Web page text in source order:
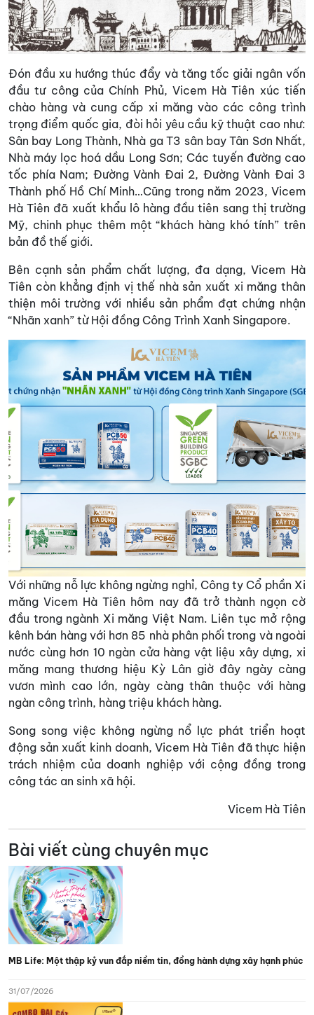
Đón đầu xu hướng thúc đẩy và tăng tốc giải ngân vốn
đầu tư công của Chính Phủ, Vicem Hà Tiên xúc tiến
chào hàng và cung cấp xi măng vào các công trình
trọng điểm quốc gia, đòi hỏi yêu cầu kỹ thuật cao như:
Sân bay Long Thành, Nhà ga T3 sân bay Tân Sơn Nhất,
Nhà máy lọc hoá dầu Long Sơn; Các tuyến đường cao
tốc phía Nam; Đường Vành Đai 2, Đường Vành Đai 3
Thành phố Hồ Chí Minh…Cũng trong năm 2023, Vicem
Hà Tiên đã xuất khẩu lô hàng đầu tiên sang thị trường
Mỹ, chinh phục thêm một “khách hàng khó tính” trên
bản đồ thế giới.
Bên cạnh sản phẩm chất lượng, đa dạng, Vicem Hà
Tiên còn khẳng định vị thế nhà sản xuất xi măng thân
thiện môi trường với nhiều sản phẩm đạt chứng nhận
“Nhãn xanh” từ Hội đồng Công Trình Xanh Singapore.
Với những nỗ lực không ngừng nghỉ, Công ty Cổ phần Xi
măng Vicem Hà Tiên hôm nay đã trở thành ngọn cờ
đầu trong ngành Xi măng Việt Nam. Liên tục mở rộng
kênh bán hàng với hơn 85 nhà phân phối trong và ngoài
nước cùng hơn 10 ngàn cửa hàng vật liệu xây dựng, xi
măng mang thương hiệu Kỳ Lân giờ đây ngày càng
vươn mình cao lớn, ngày càng thân thuộc với hàng
ngàn công trình, hàng triệu khách hàng.
Song song việc không ngừng nổ lực phát triển hoạt
động sản xuất kinh doanh, Vicem Hà Tiên đã thực hiện
trách nhiệm của doanh nghiệp với cộng đồng trong
công tác an sinh xã hội.
Vicem Hà Tiên
Bài viết cùng chuyên mục
MB Life: Một thập kỷ vun đắp niềm tin, đồng hành dựng xây hạnh phúc
31/07/2026